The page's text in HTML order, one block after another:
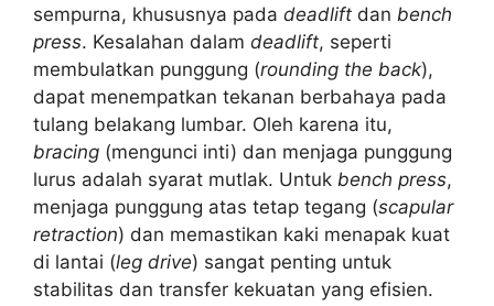
sempurna, khususnya pada deadlift dan bench
press. Kesalahan dalam deadlift, seperti
membulatkan punggung (rounding the back),
dapat menempatkan tekanan berbahaya pada
tulang belakang lumbar. Oleh karena itu,
bracing (mengunci inti) dan menjaga punggung
lurus adalah syarat mutlak. Untuk bench press,
menjaga punggung atas tetap tegang (scapular
retraction) dan memastikan kaki menapak kuat
di lantai (leg drive) sangat penting untuk
stabilitas dan transfer kekuatan yang efisien.